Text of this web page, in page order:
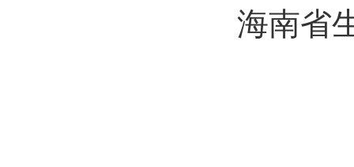
海南省